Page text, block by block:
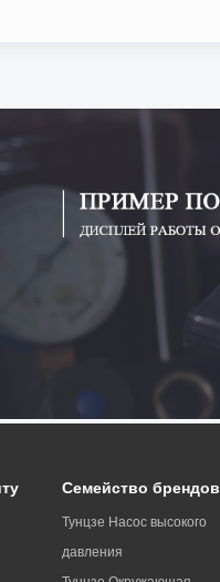
Семейство брендов
Тунцзе Насос высокого
давления